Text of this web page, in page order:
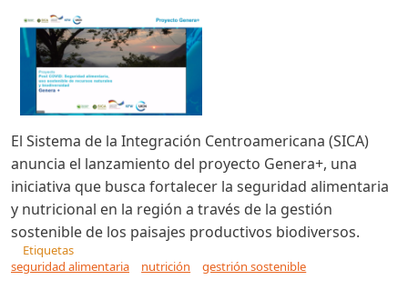
El Sistema de la Integración Centroamericana (SICA)
anuncia el lanzamiento del proyecto Genera+, una
iniciativa que busca fortalecer la seguridad alimentaria
y nutricional en la región a través de la gestión
sostenible de los paisajes productivos biodiversos.
Etiquetas
seguridad alimentaria
nutrición gestrión sostenible